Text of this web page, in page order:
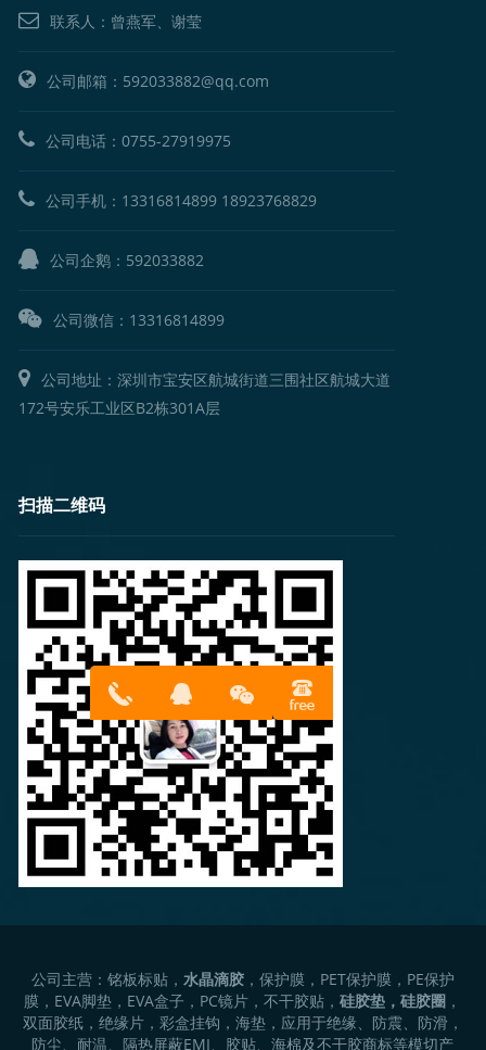
联系人：曾燕军、谢莹
公司邮箱：592033882@qq.com
公司电话：0755-27919975
公司手机： 13316814899 18923768829
公司企鹅： 592033882
公司微信：13316814899
公司地址：深圳市宝安区航城街道三围社区航城大道
172号安乐工业区B2栋301A层
扫描二维码
公司主营：铭板标贴， 水晶滴胶，保护膜，PET保护膜，PE保护
膜，EVA脚垫，EVA盒子，PC镜片，不干胶贴，硅胶垫，硅胶圈 ，
双面胶纸，绝缘片，彩盒挂钩，海垫，应用于绝缘、防震、防滑，
防尘、耐温、隔热屏蔽EMI、胶贴、海棉及不干胶商标等模切产
13316814
899
在线客服